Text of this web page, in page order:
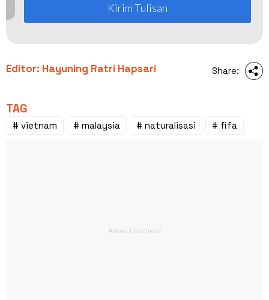
Kirim Tulisan
Editor: Hayuning Ratri Hapsari Share:
TAG
# vietnam # malaysia # naturalisasi # fifa